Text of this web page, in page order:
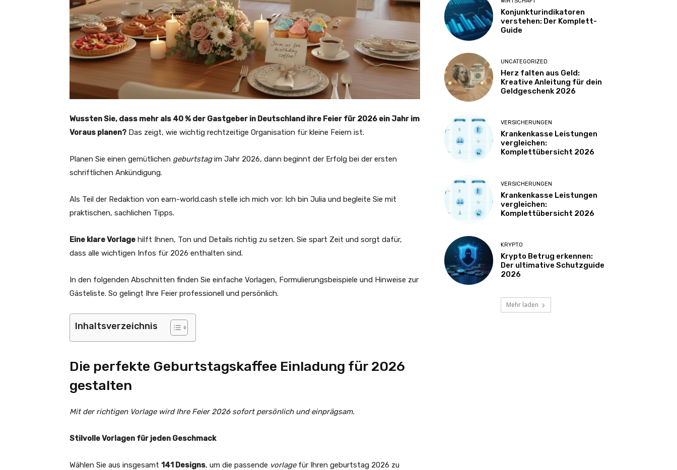
Wussten Sie, dass mehr als 40 % der Gastgeber in Deutschland ihre Feier für 2026 ein Jahr im
Voraus planen? Das zeigt, wie wichtig rechtzeitige Organisation für kleine Feiern ist.
Planen Sie einen gemütlichen geburtstagim Jahr 2026, dann beginnt der Erfolg bei der ersten
schriftlichen Ankündigung.
Als Teil der Redaktion von earn-world.cash stelle ich mich vor: Ich bin Julia und begleite Sie mit
praktischen, sachlichen Tipps.
Eine klare Vorlage hilft Ihnen, Ton und Details richtig zu setzen. Sie spart Zeit und sorgt dafür,
dass alle wichtigen Infos für 2026 enthalten sind.
In den folgenden Abschnitten finden Sie einfache Vorlagen, Formulierungsbeispiele und Hinweise zur
Gästeliste. So gelingt Ihre Feier professionell und persönlich.
Inhaltsverzeichnis
Die perfekte Geburtstagskaffee Einladung für 2026
gestalten
Mit der richtigen Vorlage wird Ihre Feier 2026 sofort persönlich und einprägsam.
Stilvolle Vorlagen für jeden Geschmack
Wählen Sie aus insgesamt 141 Designs, um die passende vorlagefür Ihren geburtstag 2026 zu
Konjunkturindikatoren
verstehen: Der Komplett-
Guide
UNCATEGORIZED
Herz falten aus Geld:
Kreative Anleitung für dein
Geldgeschenk 2026
VERSICHERUNGEN
Krankenkasse Leistungen
vergleichen:
Komplettübersicht 2026
VERSICHERUNGEN
Krankenkasse Leistungen
vergleichen:
Komplettübersicht 2026
KRYPTO
Krypto Betrug erkennen:
Der ultimative Schutzguide
2026
Mehr laden